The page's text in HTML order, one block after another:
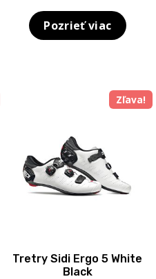
209,00
through
Pozrieť viac
Zľava!
Tretry Sidi Ergo 5 White
Black